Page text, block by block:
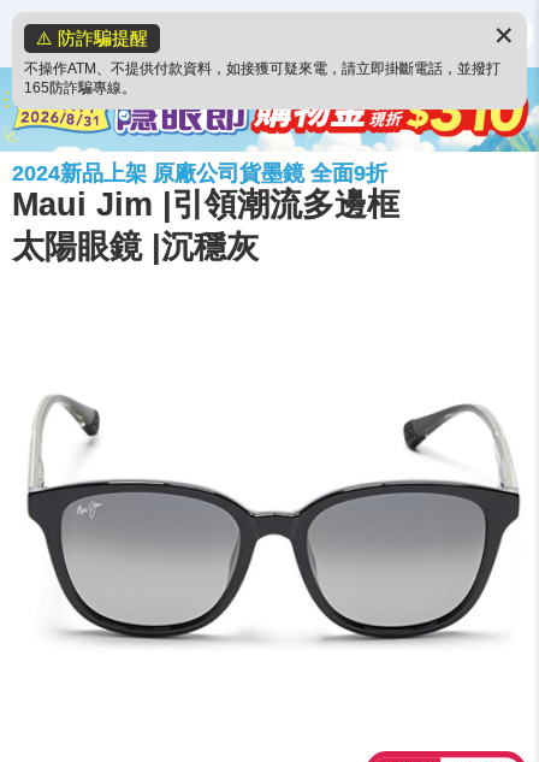
⚠️ 防詐騙提醒
不操作ATM、不提供付款資料，如接獲可疑來電，請立即掛斷電話，並撥打
165防詐騙專線。
✕
2024新品上架 原廠公司貨墨鏡 全面9折
Maui Jim |引領潮流多邊框
太陽眼鏡 |沉穩灰